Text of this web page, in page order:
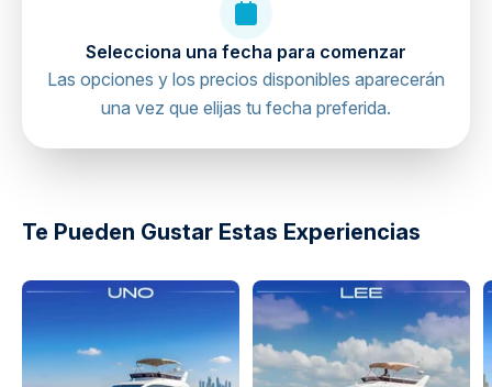
directions
Selecciona una fecha para comenzar
Las opciones y los precios disponibles aparecerán
una vez que elijas tu fecha preferida.
Te Pueden Gustar Estas Experiencias